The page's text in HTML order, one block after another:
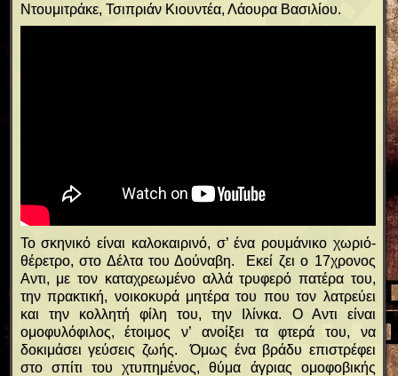
Ντουμιτράκε, Τσιπριάν Κιουντέα, Λάουρα Βασιλίου.
Το σκηνικό είναι καλοκαιρινό, σ’ ένα ρουμάνικο χωριό-
θέρετρο, στο Δέλτα του Δούναβη. Εκεί ζει ο 17χρονος
Αντι, με τον καταχρεωμένο αλλά τρυφερό πατέρα του,
την πρακτική, νοικοκυρά μητέρα του που τον λατρεύει
και την κολλητή φίλη του, την Ιλίνκα. Ο Αντι είναι
ομοφυλόφιλος, έτοιμος ν’ ανοίξει τα φτερά του, να
δοκιμάσει γεύσεις ζωής. Όμως ένα βράδυ επιστρέφει
στο σπίτι του χτυπημένος, θύμα άγριας ομοφοβικής